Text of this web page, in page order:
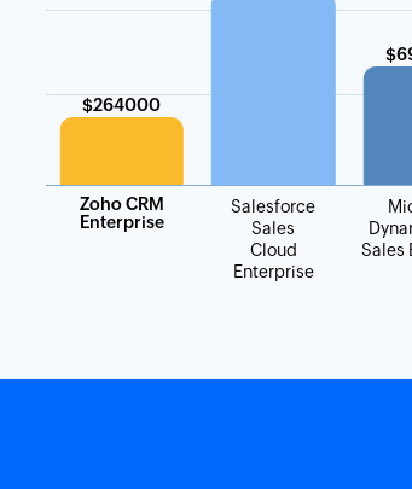
$264000
Zoho CRM
Enterprise
Salesforce
Sales
Cloud
Enterprise
Sales